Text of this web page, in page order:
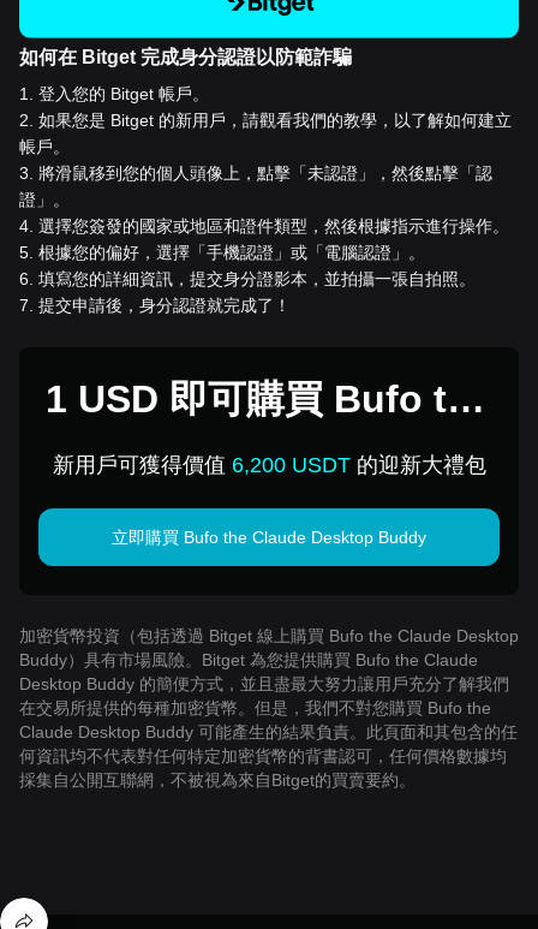
如何在 Bitget 完成身分認證以防範詐騙
1
登入您的 Bitget 帳戶。
2 如果您是 Bitget 的新用戶，請觀看我們的教學，以了解如何建立
帳戶。
3 將滑鼠移到您的個人頭像上，點擊「未認證」，然後點擊「認
證」。
4 選擇您簽發的國家或地區和證件類型，然後根據指示進行操作。
5 根據您的偏好，選擇「手機認證」或「電腦認證」。
6 填寫您的詳細資訊，提交身分證影本，並拍攝一張自拍照。
7 提交申請後，身分認證就完成了！
1 USD 即可購買 Bufo the
Claude Desktop Buddy
新用戶可獲得價值 6,200 USDT的迎新大禮包
立即購買 Bufo the Claude Desktop Buddy
加密貨幣投資（包括透過 Bitget 線上購買 Bufo the Claude Desktop
Buddy）具有市場風險。Bitget 為您提供購買 Bufo the Claude
Desktop Buddy 的簡便方式，並且盡最大努力讓用戶充分了解我們
在交易所提供的每種加密貨幣。但是，我們不對您購買 Bufo the
Claude Desktop Buddy 可能產生的結果負責。此頁面和其包含的任
何資訊均不代表對任何特定加密貨幣的背書認可，任何價格數據均
採集自公開互聯網，不被視為來自Bitget的買賣要約。